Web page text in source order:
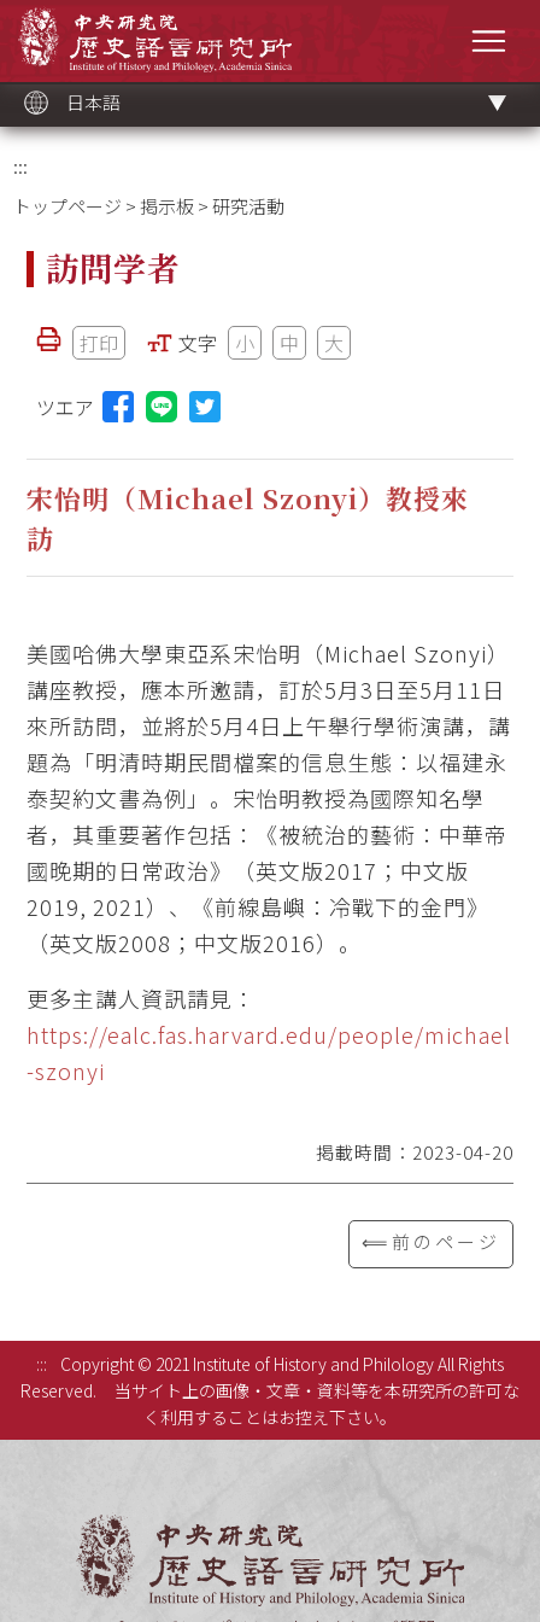
ッ
ク
日本語
:::
トップページ >掲示板> 研究活動
訪問学者
打印 文字 小 中 大
ツエア Lineに投稿する(新しいウィンドウを開く)
宋怡明（Michael Szonyi）教授來
訪
美國哈佛大學東亞系宋怡明（Michael Szonyi）
講座教授，應本所邀請，訂於5月3日至5月11日
來所訪問，並將於5月4日上午舉行學術演講，講
題為「明清時期民間檔案的信息生態：以福建永
泰契約文書為例」。宋怡明教授為國際知名學
者，其重要著作包括：《被統治的藝術：中華帝
國晚期的日常政治》（英文版2017；中文版
2019, 2021）、《前線島嶼：冷戰下的金門》
（英文版2008；中文版2016）。
更多主講人資訊請見：
https://ealc.fas.harvard.edu/people/michael
-szonyi
掲載時間：2023-04-20
⟸前のページ
:::
Copyright © 2021 Institute of History and Philology All Rights
Reserved.
当サイト上の画像・文章・資料等を本研究所の許可な
く利用することはお控え下さい。